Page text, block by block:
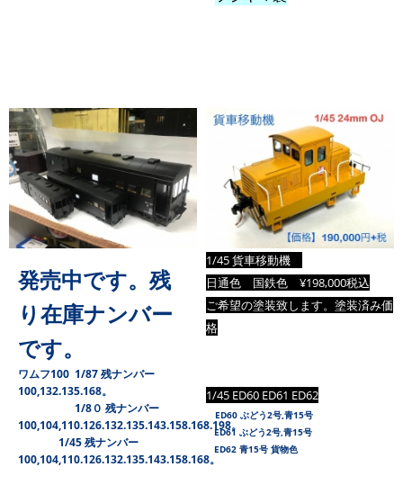
発売中です。残
り在庫ナンバー
です。
ワムフ100 1/87 残ナンバー
100,132.135.168。
1/8０ 残ナンバー
100,104,110.126.132.135.143.158.168.198。
1/45 残ナンバー
100,104,110.126.132.135.143.158.168。
1/45 貨車移動機
日通色 国鉄色 ¥198,000税込
ご希望の塗装致します。塗装済み価
格
1/45 ED60 ED61 ED62
ED60 ぶどう2号,青15号
ED61 ぶどう2号,青15号
ED62 青15号 貨物色